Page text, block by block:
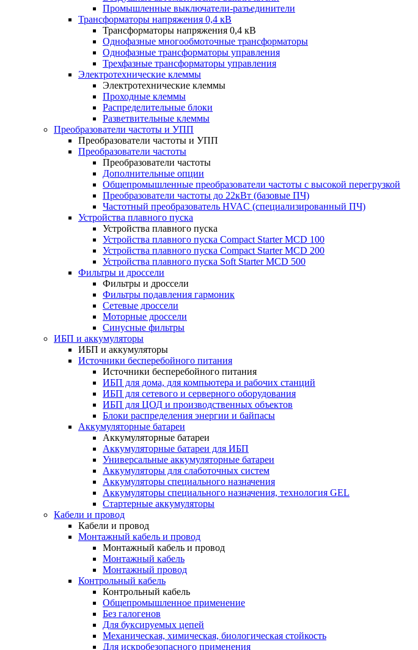
Промышленные выключатели-разъединители
Трансформаторы напряжения 0,4 кВ
Трансформаторы напряжения 0,4 кВ
Однофазные многообмоточные трансформаторы
Однофазные трансформаторы управления
Трехфазные трансформаторы управления
Электротехнические клеммы
Электротехнические клеммы
Проходные клеммы
Распределительные блоки
Разветвительные клеммы
Преобразователи частоты и УПП
Преобразователи частоты и УПП
Преобразователи частоты
Преобразователи частоты
Дополнительные опции
Общепромышленные преобразователи частоты с высокой перегрузкой
Преобразователи частоты до 22кВт (базовые ПЧ)
Частотный преобразователь HVAC (специализированный ПЧ)
Устройства плавного пуска
Устройства плавного пуска
Устройства плавного пуска Compact Starter MCD 100
Устройства плавного пуска Compact Starter MCD 200
Устройства плавного пуска Soft Starter MCD 500
Фильтры и дроссели
Фильтры и дроссели
Фильтры подавления гармоник
Сетевые дроссели
Моторные дроссели
Синусные фильтры
ИБП и аккумуляторы
ИБП и аккумуляторы
Источники бесперебойного питания
Источники бесперебойного питания
ИБП для дома, для компьютера и рабочих станций
ИБП для сетевого и серверного оборудования
ИБП для ЦОД и производственных объектов
Блоки распределения энергии и байпасы
Аккумуляторные батареи
Аккумуляторные батареи
Аккумуляторные батареи для ИБП
Универсальные аккумуляторные батареи
Аккумуляторы для слаботочных систем
Аккумуляторы специального назначения
Аккумуляторы специального назначения, технология GEL
Стартерные аккумуляторы
Кабели и провод
Кабели и провод
Монтажный кабель и провод
Монтажный кабель и провод
Монтажный кабель
Монтажный провод
Контрольный кабель
Контрольный кабель
Общепромышленное применение
Без галогенов
Для буксируемых цепей
Механическая, химическая, биологическая стойкость
Для искробезопасного применения